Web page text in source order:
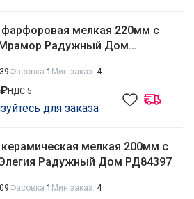
фарфоровая мелкая 220мм с
Радужный Дом
Фасовка 1 Мин заказ: 4
НДС 5
для заказа
керамическая мелкая 200мм с
Радужный Дом РД84397
Фасовка 1 Мин заказ: 4